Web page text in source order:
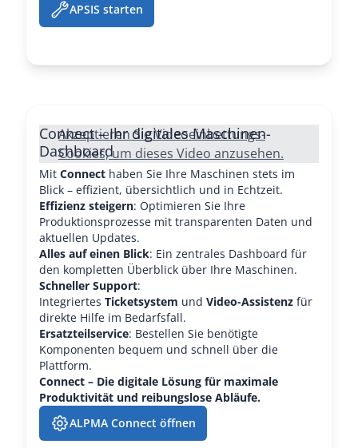
APSIS starten
Connect – Ihr digitales Maschinen-
Dashboard
MitConnect haben Sie Ihre Maschinen stets im
Blick – effizient, übersichtlich und in Echtzeit.
Effizienz steigern: Optimieren Sie Ihre
Produktionsprozesse mit transparenten Daten und
aktuellen Updates.
Alles auf einen Blick: Ein zentrales Dashboard für
den kompletten Überblick über Ihre Maschinen.
Schneller Support:
IntegriertesTicketsystem undVideo-Assistenz für
direkte Hilfe im Bedarfsfall.
Ersatzteilservice: Bestellen Sie benötigte
Komponenten bequem und schnell über die
Plattform.
Connect – Die digitale Lösung für maximale
Produktivität und reibungslose Abläufe.
ALPMA Connect öffnen
Akzeptieren Sie Videoeinbettungs-
Cookies, um dieses Video anzusehen.